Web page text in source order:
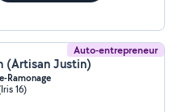
Auto-entrepreneur
(Artisan Justin)
Ramonage
16)